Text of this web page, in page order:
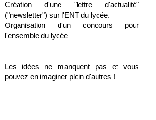
Création d'une "lettre d'actualité"
("newsletter") sur l'ENT du lycée.
Organisation d'un concours pour
l'ensemble du lycée
...
Les idées ne manquent pas et vous
pouvez en imaginer plein d'autres !